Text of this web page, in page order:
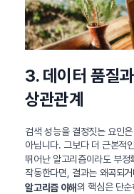
3. 데이터 품질
상관관계
검색 성능을 결정짓는 요인
아닙니다. 그보다 더 근본적
뛰어난 알고리즘이라도 부
작동한다면, 결과는 왜곡되
알고리즘 이해의 핵심은 단순